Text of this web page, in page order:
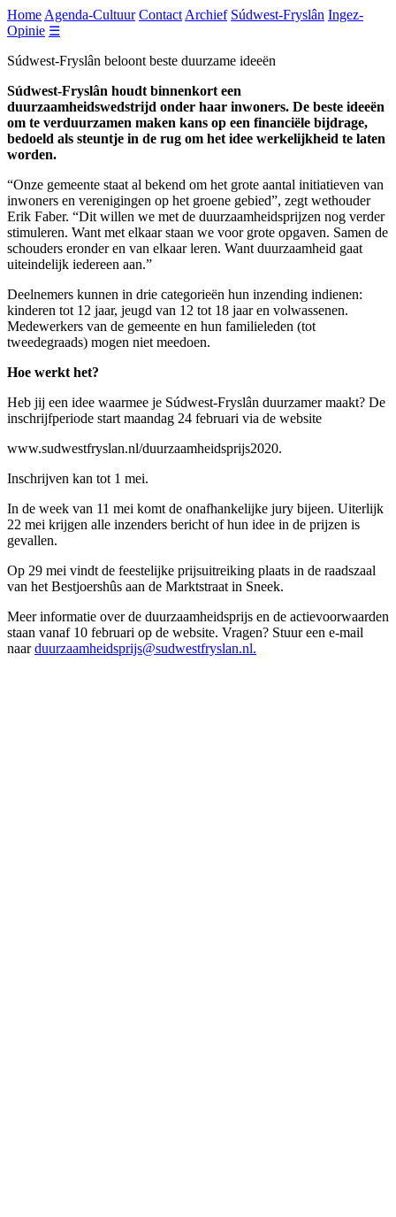
Home Agenda-Cultuur Contact Archief Súdwest-Fryslân Ingez-
Opinie ☰
Súdwest-Fryslân beloont beste duurzame ideeën
Súdwest-Fryslân houdt binnenkort een
duurzaamheidswedstrijd onder haar inwoners. De beste ideeën
om te verduurzamen maken kans op een financiële bijdrage,
bedoeld als steuntje in de rug om het idee werkelijkheid te laten
worden.
“Onze gemeente staat al bekend om het grote aantal initiatieven van
inwoners en verenigingen op het groene gebied”, zegt wethouder
Erik Faber. “Dit willen we met de duurzaamheidsprijzen nog verder
stimuleren. Want met elkaar staan we voor grote opgaven. Samen de
schouders eronder en van elkaar leren. Want duurzaamheid gaat
uiteindelijk iedereen aan.”
Deelnemers kunnen in drie categorieën hun inzending indienen:
kinderen tot 12 jaar, jeugd van 12 tot 18 jaar en volwassenen.
Medewerkers van de gemeente en hun familieleden (tot
tweedegraads) mogen niet meedoen.
Hoe werkt het?
Heb jij een idee waarmee je Súdwest-Fryslân duurzamer maakt? De
inschrijfperiode start maandag 24 februari via de website
www.sudwestfryslan.nl/duurzaamheidsprijs2020.
Inschrijven kan tot 1 mei.
In de week van 11 mei komt de onafhankelijke jury bijeen. Uiterlijk
22 mei krijgen alle inzenders bericht of hun idee in de prijzen is
gevallen.
Op 29 mei vindt de feestelijke prijsuitreiking plaats in de raadszaal
van het Bestjoershûs aan de Marktstraat in Sneek.
Meer informatie over de duurzaamheidsprijs en de actievoorwaarden
staan vanaf 10 februari op de website. Vragen? Stuur een e-mail
naarduurzaamheidsprijs@sudwestfryslan.nl.